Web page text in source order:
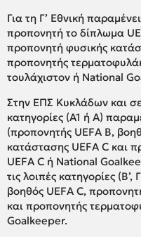
Για τη Γ’ Εθνική
προπονητή το δίπλωμα
προπονητή φυσικής
προπονητής
τουλάχιστον ή National
Στην ΕΠΣ Κυκλάδων και σε
κατηγορίες (Α1 ή Α)
(προπονητής UEFA B,
κατάστασης UEFA C και
UEFA C ή National
τις λοιπές κατηγορίες
βοηθός UEFA C,
και προπονητής
Goalkeeper.